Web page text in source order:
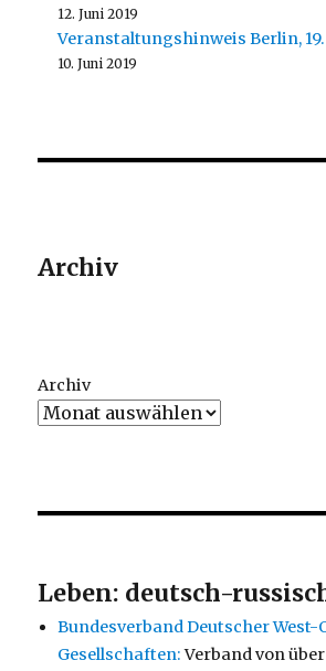
12. Juni 2019
Veranstaltungshinweis Berlin,
10. Juni 2019
Archiv
Archiv
Leben: deutsch-
Bundesverband Deutscher West-
Gesellschaften:Verband von